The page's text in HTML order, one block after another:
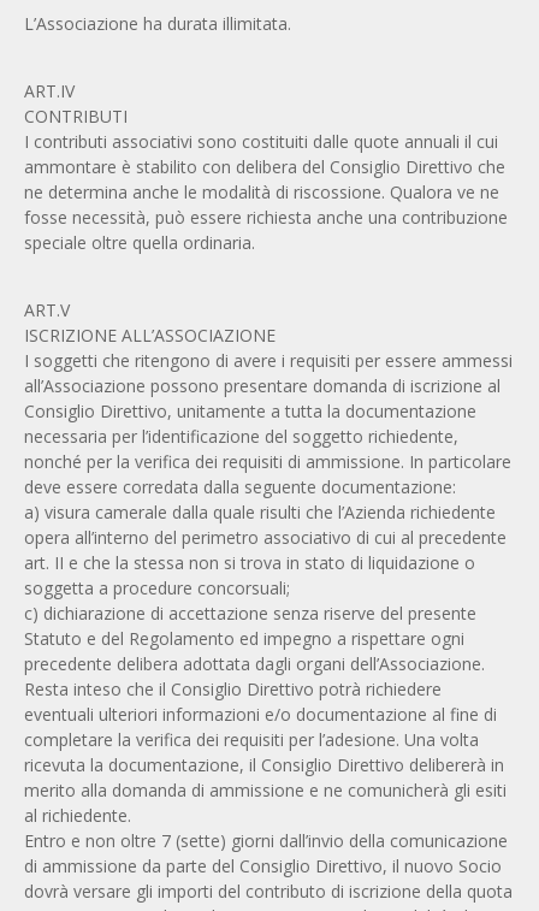
L’Associazione ha durata illimitata.
ART.IV
CONTRIBUTI
I contributi associativi sono costituiti dalle quote annuali il cui
ammontare è stabilito con delibera del Consiglio Direttivo che
ne determina anche le modalità di riscossione. Qualora ve ne
fosse necessità, può essere richiesta anche una contribuzione
speciale oltre quella ordinaria.
ART.V
ISCRIZIONE ALL’ASSOCIAZIONE
I soggetti che ritengono di avere i requisiti per essere ammessi
all’Associazione possono presentare domanda di iscrizione al
Consiglio Direttivo, unitamente a tutta la documentazione
necessaria per l’identificazione del soggetto richiedente,
nonché per la verifica dei requisiti di ammissione. In particolare
deve essere corredata dalla seguente documentazione:
a) visura camerale dalla quale risulti che l’Azienda richiedente
opera all’interno del perimetro associativo di cui al precedente
art. II e che la stessa non si trova in stato di liquidazione o
soggetta a procedure concorsuali;
c) dichiarazione di accettazione senza riserve del presente
Statuto e del Regolamento ed impegno a rispettare ogni
precedente delibera adottata dagli organi dell’Associazione.
Resta inteso che il Consiglio Direttivo potrà richiedere
eventuali ulteriori informazioni e/o documentazione al fine di
completare la verifica dei requisiti per l’adesione. Una volta
ricevuta la documentazione, il Consiglio Direttivo delibererà in
merito alla domanda di ammissione e ne comunicherà gli esiti
al richiedente.
Entro e non oltre 7 (sette) giorni dall’invio della comunicazione
di ammissione da parte del Consiglio Direttivo, il nuovo Socio
dovrà versare gli importi del contributo di iscrizione della quota